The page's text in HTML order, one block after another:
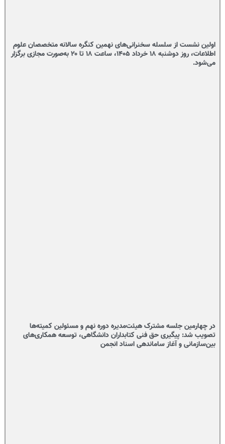
اولین نشست از سلسله سخنرانی‌های نهمین کنگره سالانه متخصصان علوم
اطلاعات، روز دوشنبه ۱۸ خرداد ۱۴۰۵، ساعت ۱۸ تا ۲۰ به‌صورت مجازی برگزار
می‌شود.
در چهارمین جلسه مشترک هیئت‌مدیره دوره نهم و مسئولین کمیته‌ها
تصویب شد: پیگیری حق فنی کتابداران دانشگاهی، توسعه همکاری‌های
بین‌سازمانی و آغاز ساماندهی اسناد انجمن